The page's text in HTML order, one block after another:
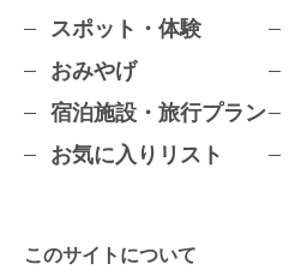
スポット・体験
おみやげ
宿泊施設・旅行プラン
お気に入りリスト
このサイトについて